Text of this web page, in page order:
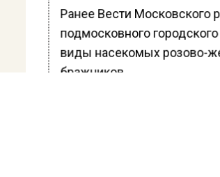
Ранее Вести Московского
подмосковного
виды насекомых розово-
бражников.